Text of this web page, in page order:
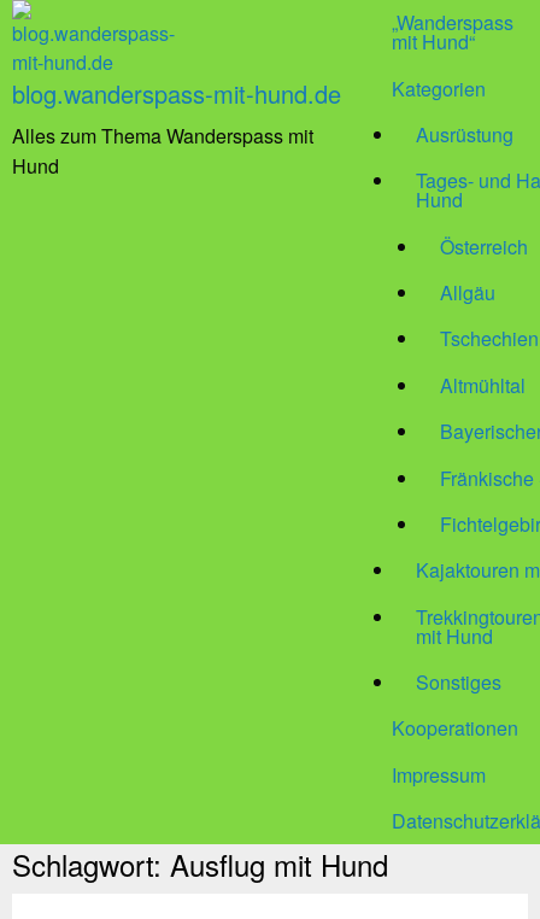
blog.wanderspass-mit-hund.de
Alles zum Thema Wanderspass mit
Hund
„Wanderspass
mit Hund“
Kategorien
Ausrüstung
Tages- und
Hund
Österreich
Allgäu
Tschechien
Altmühltal
Kajaktouren
mit Hund
Sonstiges
Kooperationen
Impressum
Schlagwort: Ausflug mit Hund